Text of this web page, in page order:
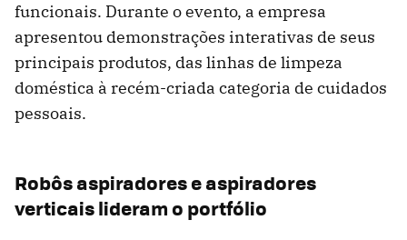
funcionais. Durante o evento, a empresa
apresentou demonstrações interativas de seus
principais produtos, das linhas de limpeza
doméstica à recém-criada categoria de cuidados
pessoais.
Robôs aspiradores e aspiradores
verticais lideram o portfólio